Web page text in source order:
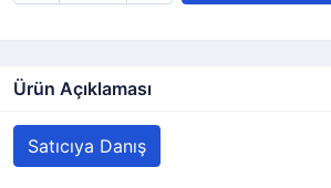
Ürün Açıklaması
Satıcıya Danış